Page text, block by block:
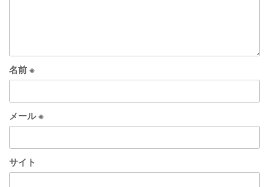
名前※
メール※
サイト